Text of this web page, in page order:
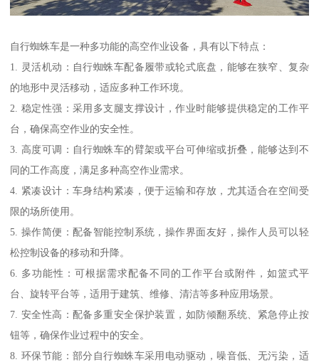
自行蜘蛛车是一种多功能的高空作业设备，具有以下特点：
1. 灵活机动：自行蜘蛛车配备履带或轮式底盘，能够在狭窄、复杂
的地形中灵活移动，适应多种工作环境。
2. 稳定性强：采用多支腿支撑设计，作业时能够提供稳定的工作平
台，确保高空作业的安全性。
3. 高度可调：自行蜘蛛车的臂架或平台可伸缩或折叠，能够达到不
同的工作高度，满足多种高空作业需求。
4. 紧凑设计：车身结构紧凑，便于运输和存放，尤其适合在空间受
限的场所使用。
5. 操作简便：配备智能控制系统，操作界面友好，操作人员可以轻
松控制设备的移动和升降。
6. 多功能性：可根据需求配备不同的工作平台或附件，如篮式平
台、旋转平台等，适用于建筑、维修、清洁等多种应用场景。
7. 安全性高：配备多重安全保护装置，如防倾翻系统、紧急停止按
钮等，确保作业过程中的安全。
8. 环保节能：部分自行蜘蛛车采用电动驱动，噪音低、无污染，适